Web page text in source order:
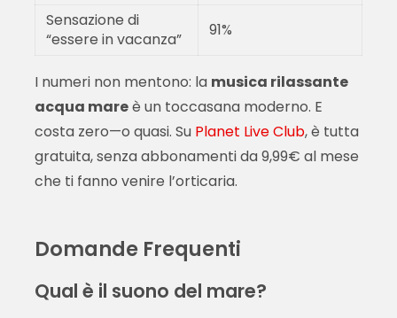
Sensazione di
“essere in vacanza”
91%
I numeri non mentono: la musica rilassante
acqua mareè un toccasana moderno. E
costa zero—o quasi. Su Planet Live Club, è tutta
gratuita, senza abbonamenti da 9,99€ al mese
che ti fanno venire l’orticaria.
Domande Frequenti
Qual è il suono del mare?